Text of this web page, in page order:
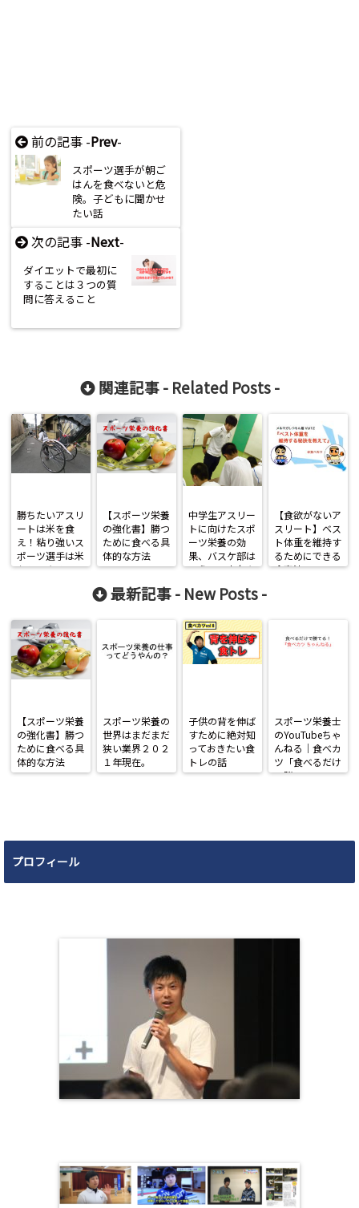
前の記事 -Prev-
スポーツ選手が朝ご
はんを食べないと危
険。子どもに聞かせ
たい話
次の記事 -Next-
ダイエットで最初に
することは３つの質
問に答えること
関連記事 - Related Posts-
勝ちたいアスリ
ートは米を食
え！粘り強いス
ポーツ選手は米
からできる
【スポーツ栄養
の強化書】勝つ
ために食べる具
体的な方法
中学生アスリー
トに向けたスポ
ーツ栄養の効
果、バスケ部は
こうして土台を
【食欲がないア
スリート】ベス
ト体重を維持す
るためにできる
食事法
最新記事 - New Posts-
【スポーツ栄養
の強化書】勝つ
ために食べる具
体的な方法
スポーツ栄養の
世界はまだまだ
狭い業界２０２
１年現在。
子供の背を伸ば
すために絶対知
っておきたい食
トレの話
スポーツ栄養士
のYouTubeちゃ
んねる｜食べカ
ツ「食べるだけ
で勝てる」
プロフィール